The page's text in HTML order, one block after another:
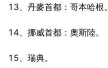
13、丹麥首都：哥本哈根。
14、挪威首都：奧斯陸。
15、瑞典。